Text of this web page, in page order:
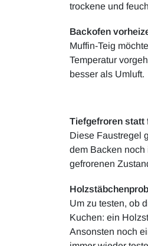
trockene und
Backofen
Muffin-Teig
Temperatur
besser als Umluft.
Tiefgefroren statt
Diese Faustregel
dem Backen noch
gefrorenen
Um zu testen, ob
Kuchen: ein
Ansonsten noch